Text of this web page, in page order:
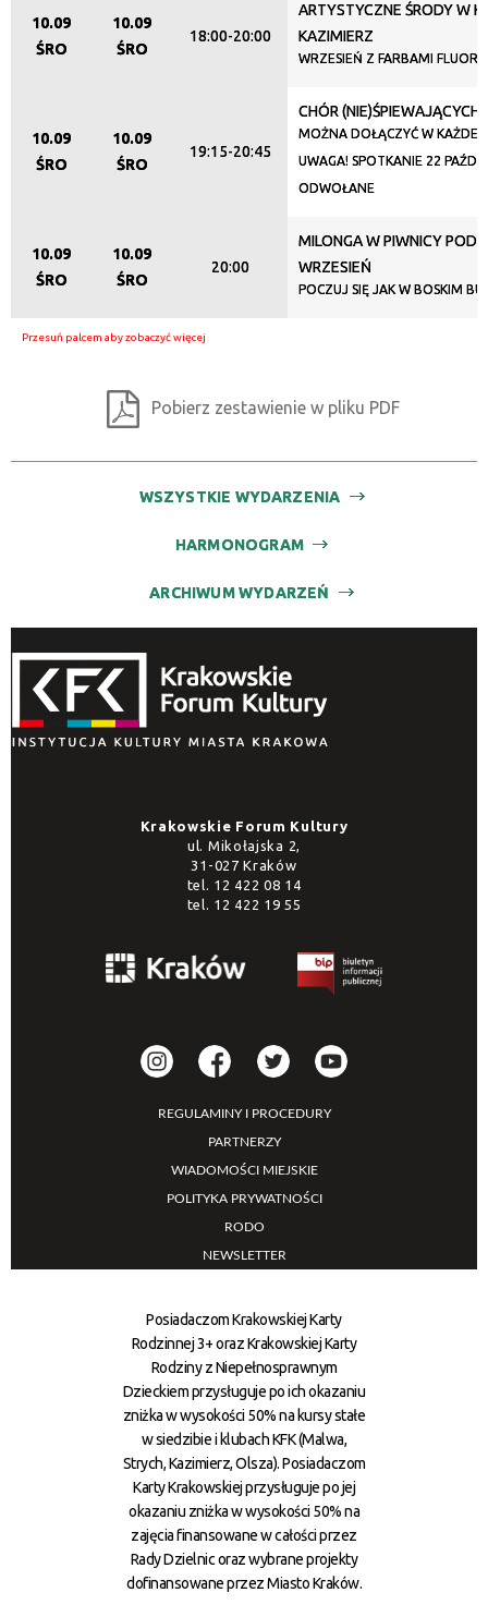
10.09
ŚRO
10.09
ŚRO
18:00-20:00
ARTYSTYCZNE ŚRODY W
KAZIMIERZ
WRZESIEŃ Z FARBAMI
10.09
ŚRO
10.09
ŚRO
19:15-20:45
CHÓR (NIE)ŚPIEWAJĄCYCH
MOŻNA DOŁĄCZYĆ W KAŻDEJ
UWAGA! SPOTKANIE 22
ODWOŁANE
10.09
ŚRO
10.09
ŚRO
20:00
MILONGA W PIWNICY POD
WRZESIEŃ
POCZUJ SIĘ JAK W BOSKIM
Pobierz zestawienie w pliku PDF
WSZYSTKIE WYDARZENIA
HARMONOGRAM
ARCHIWUM WYDARZEŃ
Krakowskie Forum Kultury
ul. Mikołajska 2,
31-027 Kraków
tel. 12 422 08 14
tel. 12 422 19 55
REGULAMINY I PROCEDURY
PARTNERZY
WIADOMOŚCI MIEJSKIE
POLITYKA PRYWATNOŚCI
RODO
NEWSLETTER
Posiadaczom Krakowskiej Karty
Rodzinnej 3+ oraz Krakowskiej Karty
Rodziny z Niepełnosprawnym
Dzieckiem przysługuje po ich okazaniu
zniżka w wysokości 50% na kursy stałe
w siedzibie i klubach KFK (Malwa,
Strych, Kazimierz, Olsza). Posiadaczom
Karty Krakowskiej przysługuje po jej
okazaniu zniżka w wysokości 50% na
zajęcia finansowane w całości przez
Rady Dzielnic oraz wybrane projekty
dofinansowane przez Miasto Kraków.